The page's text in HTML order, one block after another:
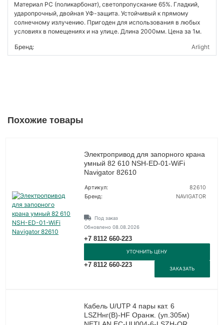
Материал PC (поликарбонат), светопропускание 65%. Гладкий,
ударопрочный, двойная УФ-защита. Устойчивый к прямому
солнечному излучению. Пригоден для использования в любых
условиях в помещениях и на улице. Длина 2000мм. Цена за 1м.
Бренд: Arlight
Похожие товары
Электропривод для запорного крана
умный 82 610 NSH-ED-01-WiFi
Navigator 82610
Артикул:
82610
Бренд:
NAVIGATOR
Под заказ
Обновлено 08.08.2026
+7 8112 660-223
УТОЧНИТЬ ЦЕНУ
+7 8112 660-223
ЗАКАЗАТЬ
Кабель U/UTP 4 пары кат. 6
LSZHнг(B)-HF Оранж. (уп.305м)